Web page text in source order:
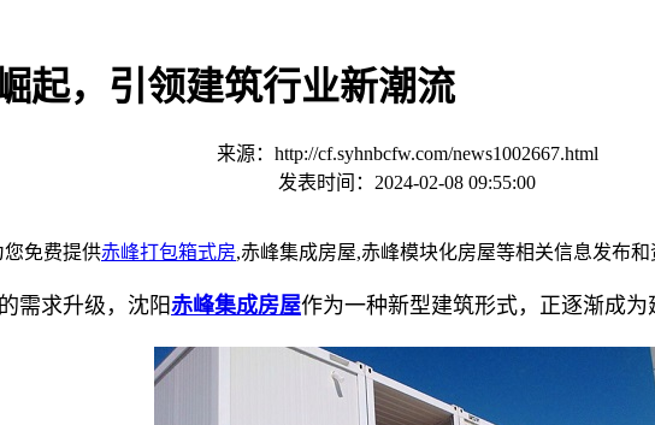
起，引领建筑行业新潮流
来源：http://cf.syhnbcfw.com/news1002667.html
发表时间：2024-02-08 09:55:00
免费提供赤峰打包箱式房,赤峰集成房屋,赤峰模块化房屋等相关信息发布和
需求升级，沈阳赤峰集成房屋作为一种新型建筑形式，正逐渐成为